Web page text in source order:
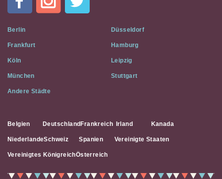
Flat
Social
Media
Berlin Düsseldorf
Frankfurt Hamburg
Köln Leipzig
München Stuttgart
Andere Städte
Belgien Deutschland Frankreich Irland Kanada
NiederlandeSchweiz Spanien Vereinigte Staaten
Vereinigtes KönigreichÖsterreich